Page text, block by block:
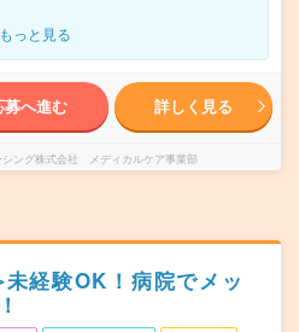
もっと見る
募へ進む 詳しく見る
シング株式会社 メディカルケア事業部
経験OK！病院でメッ